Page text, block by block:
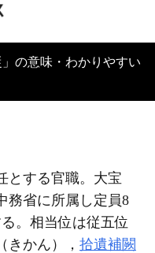
とする官職。大宝
務省に所属し定員8
。相当位は従五位
きかん）， 拾遺補闕